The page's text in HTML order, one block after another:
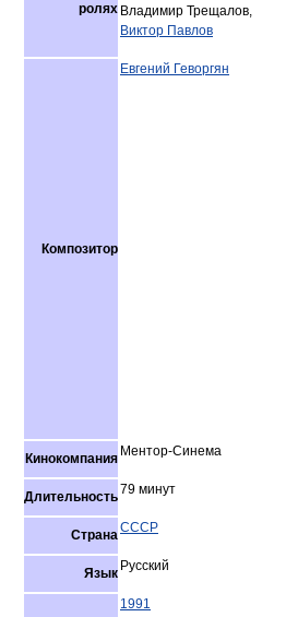
ролях Владимир Трещалов,
Виктор Павлов
Композитор
Евгений Геворгян
Кинокомпания Ментор-Синема
Длительность79 минут
СтранаСССР
Язык Русский
1991